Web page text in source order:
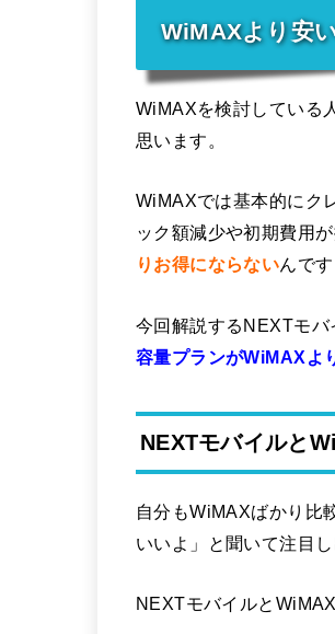
WiMAXより安
WiMAXを検討している
思います。
WiMAXでは基本的にク
ック額減少や初期費用
りお得にならないんです
今回解説するNEXTモバ
容量プランがWiMAXよ
NEXTモバイルと
自分もWiMAXばかり比
いいよ」と聞いて注目し
NEXTモバイルと